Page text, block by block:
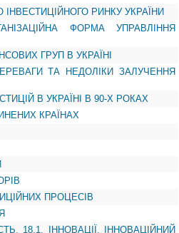
ІНВЕСТИЦІЙНОГО РИНКУ УКРАЇНИ
ФОРМА УПРАВЛІННЯ
ГРУП В УКРАЇНІ
ТА НЕДОЛІКИ ЗАЛУЧЕННЯ
В УКРАЇНІ В 90-Х РОКАХ
КРАЇНАХ
ПРОЦЕСІВ
18.1. ІННОВАЦІЇ, ІННОВАЦІЙНИЙ